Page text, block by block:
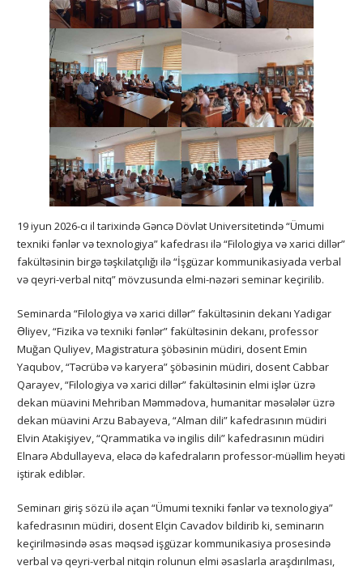
19 iyun 2026-cı il tarixində Gəncə Dövlət Universitetində “Ümumi
texniki fənlər və texnologiya” kafedrası ilə “Filologiya və xarici dillər”
fakültəsinin birgə təşkilatçılığı ilə “İşgüzar kommunikasiyada verbal
və qeyri-verbal nitq” mövzusunda elmi-nəzəri seminar keçirilib.
Seminarda “Filologiya və xarici dillər” fakültəsinin dekanı Yadigar
Əliyev, “Fizika və texniki fənlər” fakültəsinin dekanı, professor
Muğan Quliyev, Magistratura şöbəsinin müdiri, dosent Emin
Yaqubov, “Təcrübə və karyera” şöbəsinin müdiri, dosent Cabbar
Qarayev, “Filologiya və xarici dillər” fakültəsinin elmi işlər üzrə
dekan müavini Mehriban Məmmədova, humanitar məsələlər üzrə
dekan müavini Arzu Babayeva, “Alman dili” kafedrasının müdiri
Elvin Atakişiyev, “Qrammatika və ingilis dili” kafedrasının müdiri
Elnarə Abdullayeva, eləcə də kafedraların professor-müəllim heyəti
iştirak ediblər.
Seminarı giriş sözü ilə açan “Ümumi texniki fənlər və texnologiya”
kafedrasının müdiri, dosent Elçin Cavadov bildirib ki, seminarın
keçirilməsində əsas məqsəd işgüzar kommunikasiya prosesində
verbal və qeyri-verbal nitqin rolunun elmi əsaslarla araşdırılması,